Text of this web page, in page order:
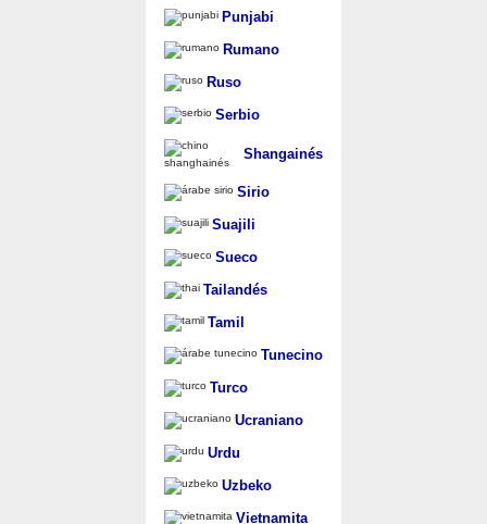
Punjabi
Rumano
Ruso
Serbio
Shangainés
Sirio
Suajili
Sueco
Tailandés
Tamil
Tunecino
Turco
Ucraniano
Urdu
Uzbeko
Vietnamita